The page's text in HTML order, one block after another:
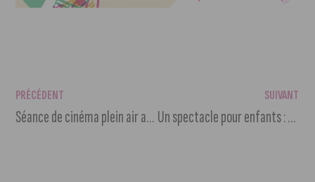
PRÉCÉDENT
Séance de cinéma plein air au jardin des Apothicaires
SUIVANT
Un spectacle pour enfants : « Les voyages de Lilas-Rose »